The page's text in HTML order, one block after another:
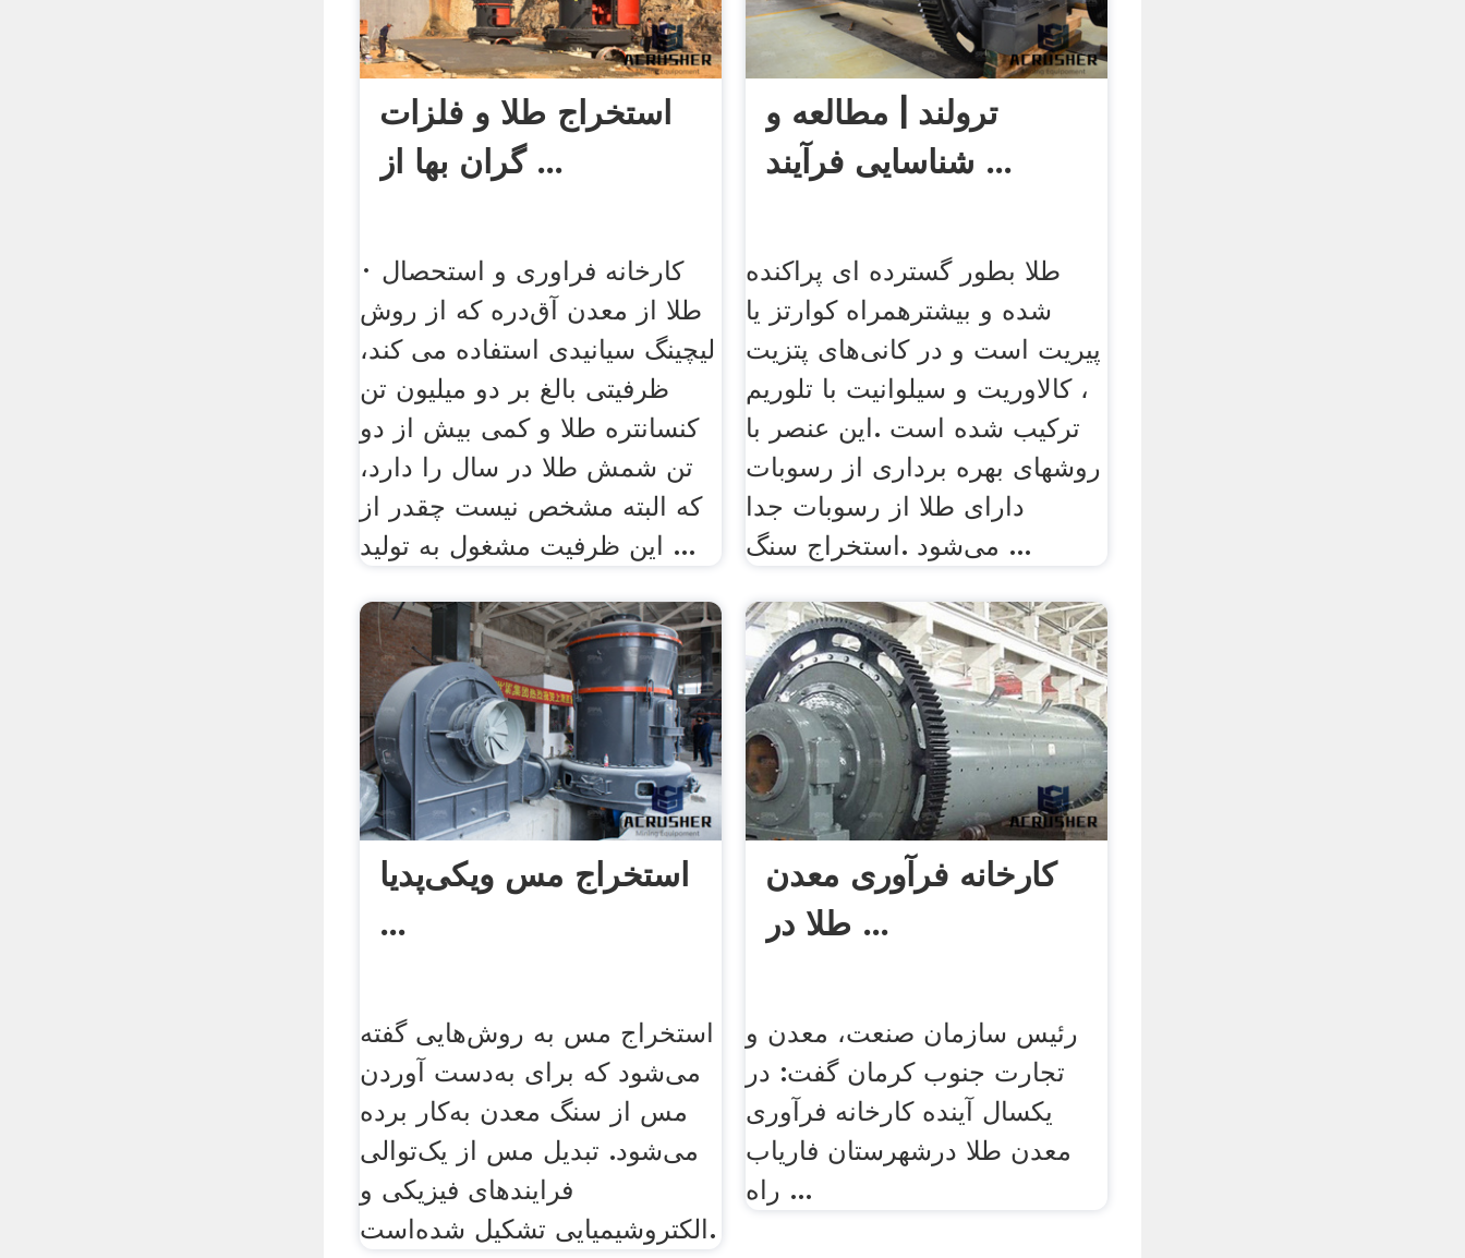
استخراج طلا و فلزات
گران بها از ...
· کارخانه فراوری و استحصال
طلا از معدن آق‌دره که از روش
لیچینگ سیانیدی استفاده می کند،
ظرفیتی بالغ بر دو میلیون تن
کنسانتره طلا و کمی بیش از دو
تن شمش طلا در سال را دارد،
که البته مشخص نیست چقدر از
این ظرفیت مشغول به تولید ...
ترولند | مطالعه و
شناسایی فرآیند ...
طلا بطور گسترده ای پراکنده
شده و بیشترهمراه کوارتز یا
پیریت است و در کانی‌های پتزیت
، کالاوریت و سیلوانیت با تلوریم
ترکیب شده است .این عنصر با
روشهای بهره برداری از رسوبات
دارای طلا از رسوبات جدا
می‌شود .استخراج سنگ ...
استخراج مس ویکی‌پدیا
...
استخراج مس به روش‌هایی گفته
می‌شود که برای به‌دست آوردن
مس از سنگ معدن به‌کار برده
می‌شود. تبدیل مس از یک‌توالی
فرایندهای فیزیکی و
الکتروشیمیایی تشکیل شده‌است.
کارخانه فرآوری معدن
طلا در ...
رئیس سازمان صنعت، معدن و
تجارت جنوب کرمان گفت: در
یکسال آینده کارخانه فرآوری
معدن طلا درشهرستان فاریاب
راه ...